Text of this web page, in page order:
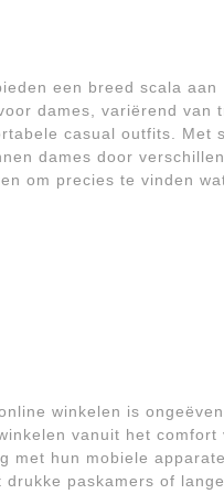
een breed scala aan
dames, variërend van
casual outfits. Met
dames door
om precies te vinden
winkelen is
vanuit het comfort
met hun mobiele
drukke paskamers of